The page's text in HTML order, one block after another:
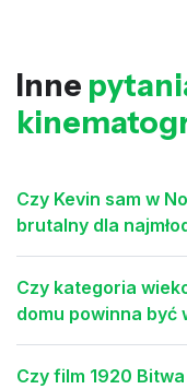
Inne
Czy Kevin sam w
brutalny dla
Czy kategoria
domu powinna być
Czy film 1920